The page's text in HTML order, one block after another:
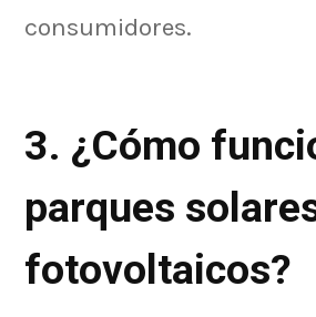
consumidores.
3. ¿Cómo
parques
fotovoltaicos?